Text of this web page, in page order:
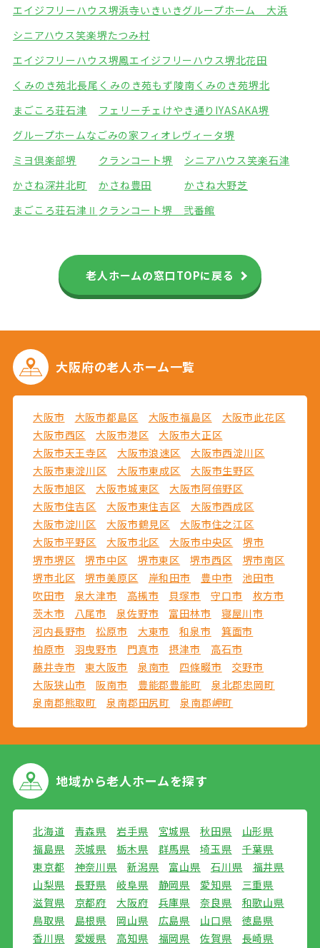
エイジフリーハウス堺浜寺いきいきグループホーム 大浜
シニアハウス笑楽堺たつみ村
エイジフリーハウス堺鳳エイジフリーハウス堺北花田
くみのき苑北長尾 くみのき苑もず陵南 くみのき苑堺北
まごころ荘石津
フェリーチェけやき通り IYASAKA堺
グループホームなごみの家フィオレヴィータ堺
ミヨ倶楽部堺
クランコート堺
シニアハウス笑楽石津
かさね深井北町
かさね豊田
かさね大野芝
まごころ荘石津Ⅱ クランコート堺 弐番館
老人ホームの窓口TOPに戻る
大阪府の老人ホーム一覧
大阪市 大阪市都島区 大阪市福島区
大阪市此花区
大阪市西区
大阪市港区
大阪市大正区
大阪市天王寺区
大阪市浪速区
大阪市西淀川区
大阪市東淀川区
大阪市東成区
大阪市生野区
大阪市旭区
大阪市城東区
大阪市阿倍野区
大阪市住吉区
大阪市東住吉区
大阪市西成区
大阪市淀川区
大阪市鶴見区
大阪市住之江区
大阪市平野区
大阪市北区 大阪市中央区
堺市
堺市堺区
堺市中区 堺市東区 堺市西区
堺市南区
堺市北区
堺市美原区 岸和田市 豊中市
池田市
吹田市
泉大津市 高槻市 貝塚市 守口市
枚方市
茨木市
八尾市 泉佐野市 富田林市
寝屋川市
河内長野市
松原市 大東市 和泉市
箕面市
柏原市
羽曳野市 門真市 摂津市
高石市
藤井寺市
東大阪市 泉南市 四條畷市
交野市
大阪狭山市
阪南市 豊能郡豊能町
泉北郡忠岡町
泉南郡熊取町
泉南郡田尻町 泉南郡岬町
地域から老人ホームを探す
北海道 青森県 岩手県 宮城県 秋田県
山形県
福島県
茨城県 栃木県 群馬県 埼玉県
千葉県
東京都
神奈川県 新潟県 富山県 石川県
福井県
山梨県
長野県 岐阜県 静岡県 愛知県
三重県
滋賀県
京都府 大阪府 兵庫県 奈良県
和歌山県
鳥取県
島根県 岡山県 広島県 山口県
徳島県
香川県
愛媛県 高知県 福岡県 佐賀県
長崎県